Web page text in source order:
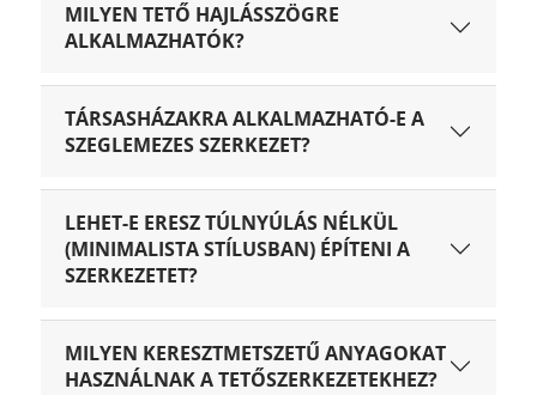
MILYEN TETŐ HAJLÁSSZÖGRE
ALKALMAZHATÓK?
TÁRSASHÁZAKRA ALKALMAZHATÓ-E A
SZEGLEMEZES SZERKEZET?
LEHET-E ERESZ TÚLNYÚLÁS NÉLKÜL
(MINIMALISTA STÍLUSBAN) ÉPÍTENI A
SZERKEZETET?
MILYEN KERESZTMETSZETŰ ANYAGOKAT
HASZNÁLNAK A TETŐSZERKEZETEKHEZ?